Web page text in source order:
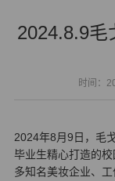
2024.8.9毛
时间：
2024年8月9日，毛
毕业生精心打造的
多知名美妆企业、